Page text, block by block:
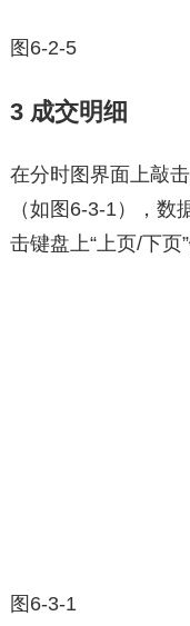
图6-2-5
3 成交明细
在分时图界面上敲
（如图6-3-1），
击键盘上“上页/下页
图6-3-1